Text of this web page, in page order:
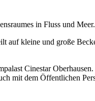
in Fluss und Meer.
auf kleine und große
Cinestar
mit dem Öffentlichen